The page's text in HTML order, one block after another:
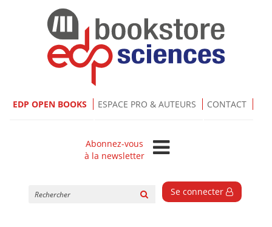
EDP OPEN BOOKS ESPACE PRO & AUTEURS CONTACT
Abonnez-vous
à la newsletter
Se connecter